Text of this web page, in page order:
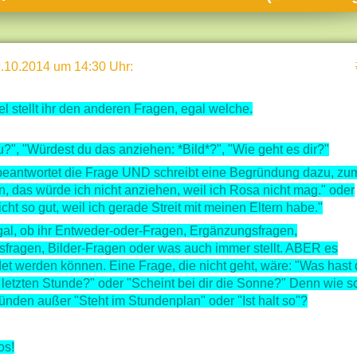
& Natur
& Politik
und Antworten
um 14:30 Uhr:
stellt ihr den anderen Fragen, egal welche.
"Würdest du das anziehen: *Bild*?", "Wie geht es dir?"
die Frage UND schreibt eine Begründung dazu,
das würde ich nicht anziehen, weil ich Rosa nicht mag." oder
so gut, weil ich gerade Streit mit meinen Eltern habe."
ob ihr Entweder-oder-Fragen, Ergänzungsfragen,
Bilder-Fragen oder was auch immer stellt. ABER es
werden können. Eine Frage, die nicht geht, wäre: "Was hast
letzten Stunde?" oder "Scheint bei dir die Sonne?" Denn wie
außer "Steht im Stundenplan" oder "Ist halt so"?